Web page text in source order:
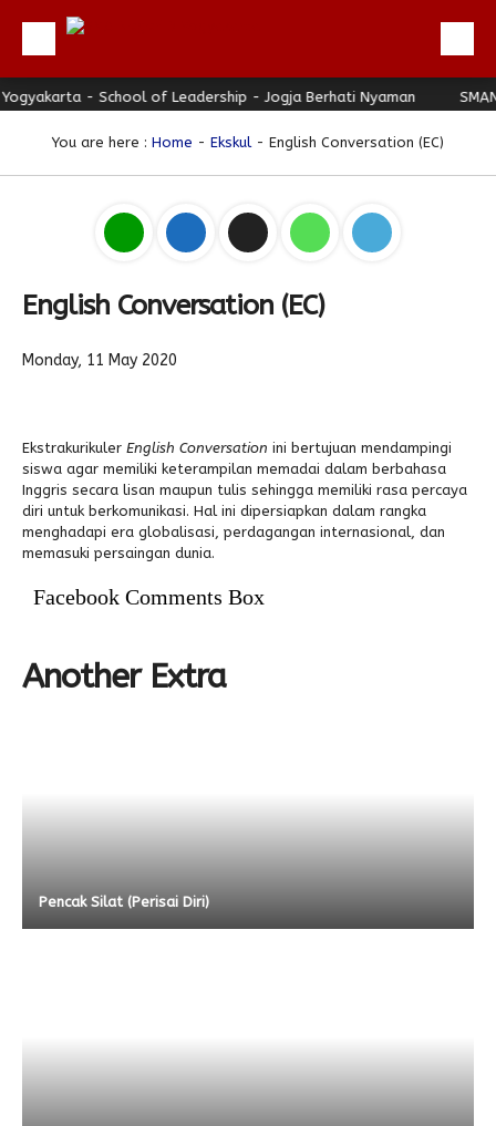
Beranda
Profil
Berita
Galeri
Link Referensi
PPDB
Alumni
- School of Leadership - Jogja Berhati Nyaman SMAN 3
You are here : Home - Ekskul- English Conversation (EC)
English Conversation (EC)
Monday, 11 May 2020
Ekstrakurikuler English Conversation ini bertujuan mendampingi
siswa agar memiliki keterampilan memadai dalam berbahasa
Inggris secara lisan maupun tulis sehingga memiliki rasa percaya
diri untuk berkomunikasi. Hal ini dipersiapkan dalam rangka
menghadapi era globalisasi, perdagangan internasional, dan
memasuki persaingan dunia.
Facebook Comments Box
Another Extra
Pencak Silat (Perisai Diri)